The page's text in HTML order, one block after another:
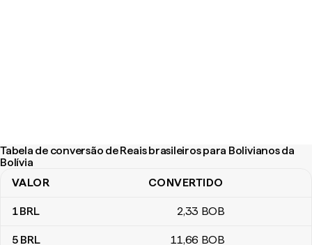
Tabela de conversão de Reais brasileiros para Bolivianos da
Bolívia
Tabela de conversão de Reais brasileiros para Bolivianos da
VALOR CONVERTIDO
1BRL 2,33 BOB
5 BRL 11,66 BOB